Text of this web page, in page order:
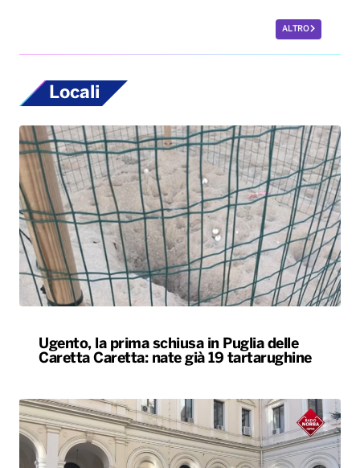
ALTRO
Locali
Ugento, la prima schiusa in Puglia delle
Caretta Caretta: nate già 19 tartarughine